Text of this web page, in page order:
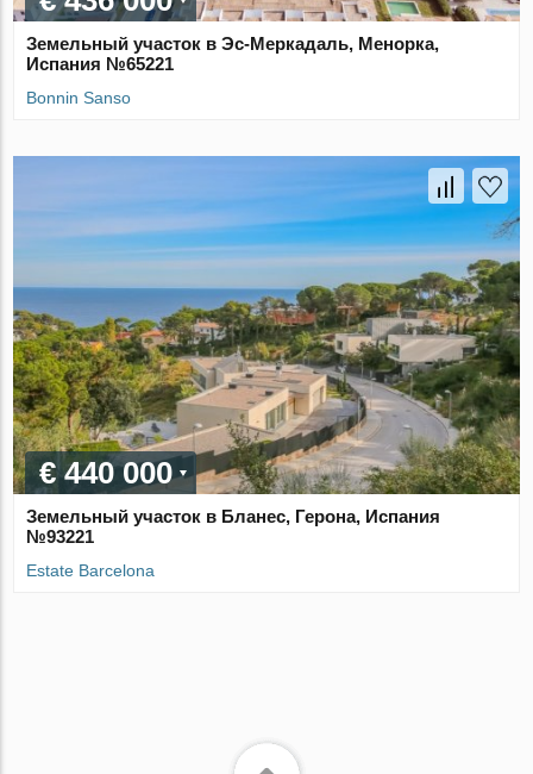
Земельный участок в Эс-Меркадаль, Менорка,
Испания №65221
Bonnin Sanso
€ 440 000
Земельный участок в Бланес, Герона, Испания
№93221
Estate Barcelona